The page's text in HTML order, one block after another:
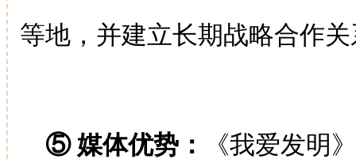
等地，并建立长期战略合作
⑤ 媒体优势： 《我爱发明